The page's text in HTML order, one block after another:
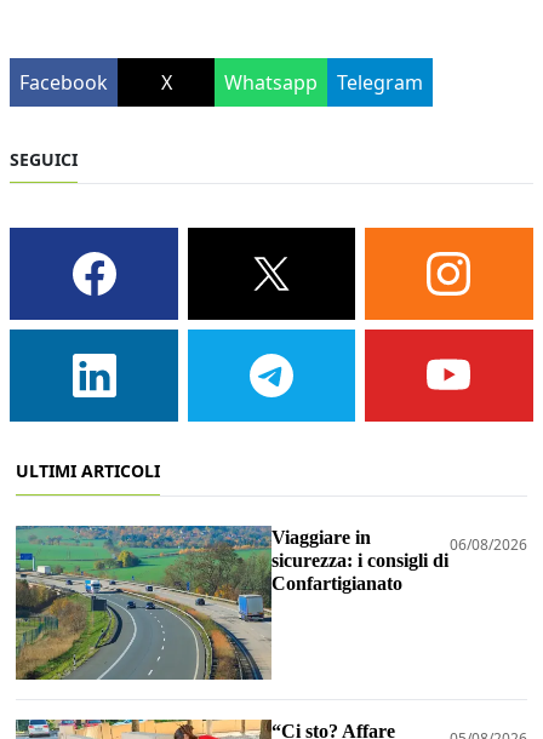
Facebook X Whatsapp Telegram
SEGUICI
ULTIMI ARTICOLI
Viaggiare in
sicurezza: i consigli di
Confartigianato
06/08/2026
“Ci sto? Affare